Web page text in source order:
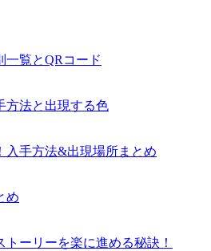
一覧とQRコード
方法と出現する色
入手方法&出現場所まとめ
め
ーリーを楽に進める秘訣！